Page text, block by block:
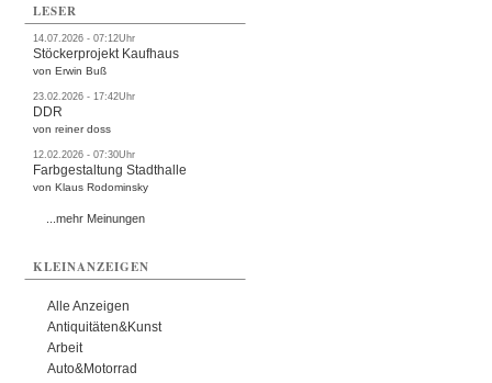
LESER
14.07.2026 - 07:12Uhr
Stöckerprojekt Kaufhaus
von Erwin Buß
23.02.2026 - 17:42Uhr
DDR
von reiner doss
12.02.2026 - 07:30Uhr
Farbgestaltung Stadthalle
von Klaus Rodominsky
...mehr Meinungen
KLEINANZEIGEN
Alle Anzeigen
Antiquitäten&Kunst
Arbeit
Auto&Motorrad